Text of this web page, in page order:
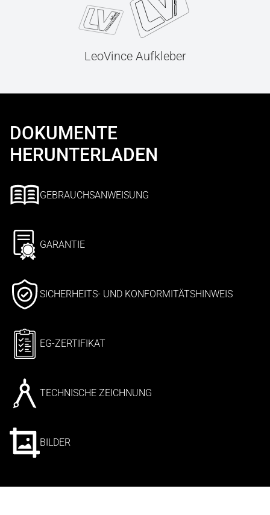
LeoVince Aufkleber
DOKUMENTE
HERUNTERLADEN
GEBRAUCHSANWEISUNG
GARANTIE
SICHERHEITS- UND KONFORMITÄTSHINWEIS
EG-ZERTIFIKAT
TECHNISCHE ZEICHNUNG
BILDER